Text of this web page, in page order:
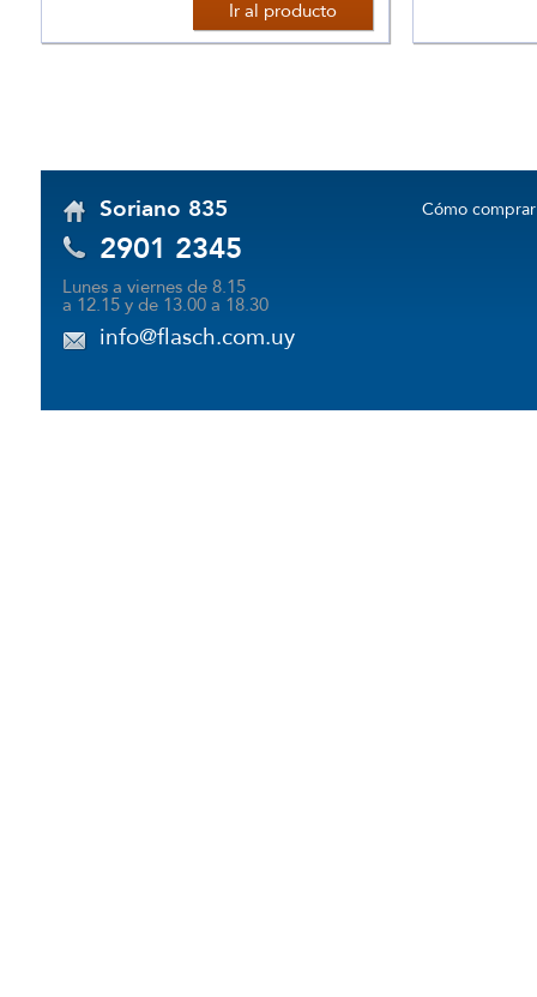
Ir al producto
Cómo comprar
Soriano 835
2901 2345
Lunes a viernes de 8.15
a 12.15 y de 13.00 a 18.30
info@flasch.com.uy